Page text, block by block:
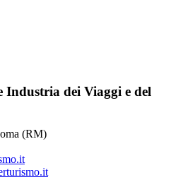
Industria dei Viaggi e del
(RM)